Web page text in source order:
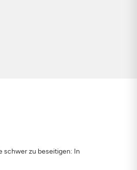
schwer zu beseitigen: In